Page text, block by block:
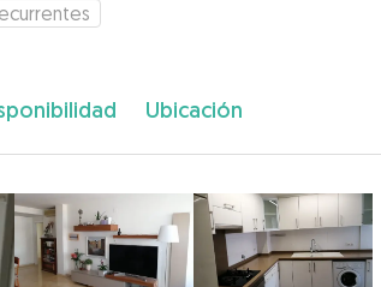
Ubicación